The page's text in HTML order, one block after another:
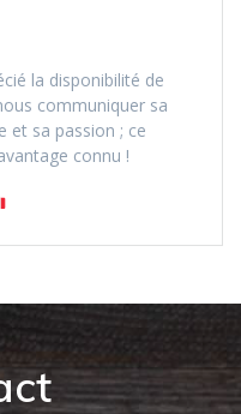
la disponibilité de
communiquer sa
et sa passion ; ce
connu !